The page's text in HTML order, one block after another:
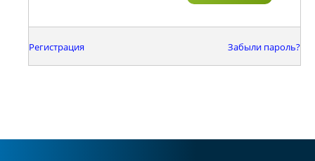
Регистрация Забыли пароль?